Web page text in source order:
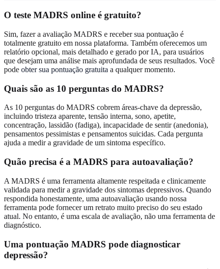
O teste MADRS online é gratuito?
Sim, fazer a avaliação MADRS e receber sua pontuação é
totalmente gratuito em nossa plataforma. Também oferecemos um
relatório opcional, mais detalhado e gerado por IA, para usuários
que desejam uma análise mais aprofundada de seus resultados. Você
pode obter sua pontuação gratuita a qualquer momento.
Quais são as 10 perguntas do MADRS?
As 10 perguntas do MADRS cobrem áreas-chave da depressão,
incluindo tristeza aparente, tensão interna, sono, apetite,
concentração, lassidão (fadiga), incapacidade de sentir (anedonia),
pensamentos pessimistas e pensamentos suicidas. Cada pergunta
ajuda a medir a gravidade de um sintoma específico.
Quão precisa é a MADRS para autoavaliação?
A MADRS é uma ferramenta altamente respeitada e clinicamente
validada para medir a gravidade dos sintomas depressivos. Quando
respondida honestamente, uma autoavaliação usando nossa
ferramenta pode fornecer um retrato muito preciso do seu estado
atual. No entanto, é uma escala de avaliação, não uma ferramenta de
diagnóstico.
Uma pontuação MADRS pode diagnosticar
depressão?